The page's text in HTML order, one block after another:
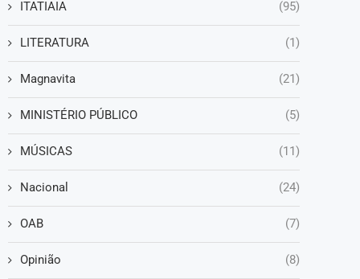
ITATIAIA (95)
LITERATURA (1)
Magnavita (21)
MINISTÉRIO PÚBLICO (5)
MÚSICAS (11)
Nacional (24)
OAB (7)
Opinião (8)